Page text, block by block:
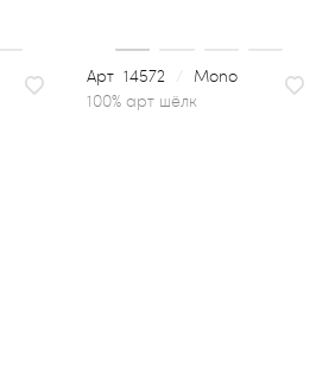
14572
Mono
100% арт шёлк